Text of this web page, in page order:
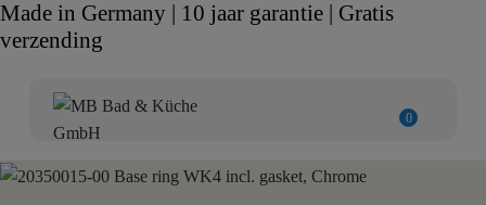
Made in Germany | 10 jaar garantie | Gratis
verzending
0